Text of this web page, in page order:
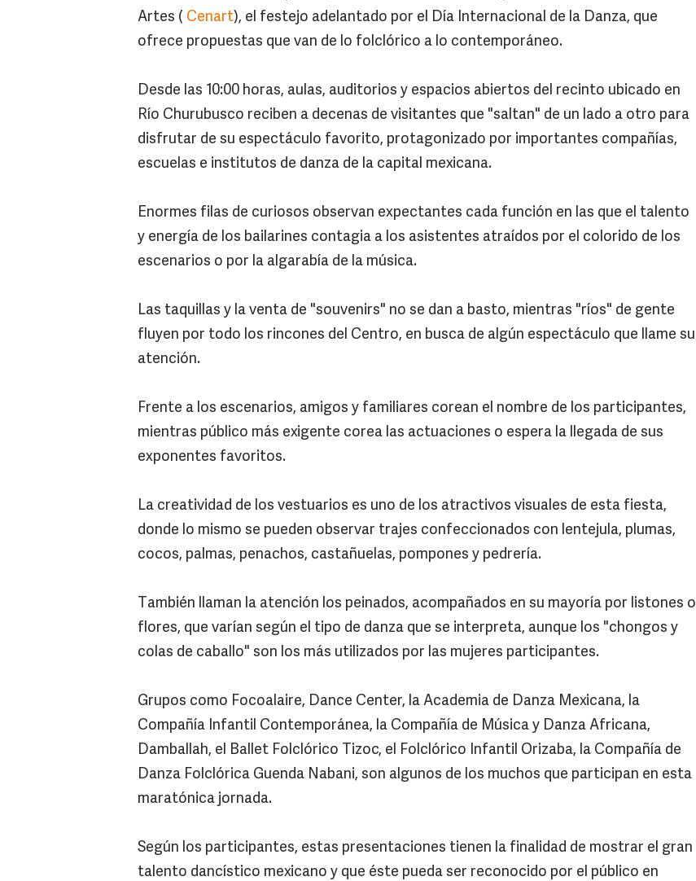
Artes ( Cenart), el festejo adelantado por el Día Internacional de la Danza, que
ofrece propuestas que van de lo folclórico a lo contemporáneo.
Desde las 10:00 horas, aulas, auditorios y espacios abiertos del recinto ubicado en
Río Churubusco reciben a decenas de visitantes que "saltan" de un lado a otro para
disfrutar de su espectáculo favorito, protagonizado por importantes compañías,
escuelas e institutos de danza de la capital mexicana.
Enormes filas de curiosos observan expectantes cada función en las que el talento
y energía de los bailarines contagia a los asistentes atraídos por el colorido de los
escenarios o por la algarabía de la música.
Las taquillas y la venta de "souvenirs" no se dan a basto, mientras "ríos" de gente
fluyen por todo los rincones del Centro, en busca de algún espectáculo que llame su
atención.
Frente a los escenarios, amigos y familiares corean el nombre de los participantes,
mientras público más exigente corea las actuaciones o espera la llegada de sus
exponentes favoritos.
La creatividad de los vestuarios es uno de los atractivos visuales de esta fiesta,
donde lo mismo se pueden observar trajes confeccionados con lentejula, plumas,
cocos, palmas, penachos, castañuelas, pompones y pedrería.
También llaman la atención los peinados, acompañados en su mayoría por listones o
flores, que varían según el tipo de danza que se interpreta, aunque los "chongos y
colas de caballo" son los más utilizados por las mujeres participantes.
Grupos como Focoalaire, Dance Center, la Academia de Danza Mexicana, la
Compañía Infantil Contemporánea, la Compañía de Música y Danza Africana,
Damballah, el Ballet Folclórico Tizoc, el Folclórico Infantil Orizaba, la Compañía de
Danza Folclórica Guenda Nabani, son algunos de los muchos que participan en esta
maratónica jornada.
Según los participantes, estas presentaciones tienen la finalidad de mostrar el gran
talento dancístico mexicano y que éste pueda ser reconocido por el público en